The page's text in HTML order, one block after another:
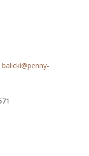
balicki@penny-